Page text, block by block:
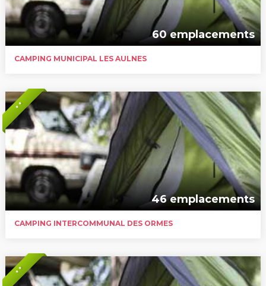
60 emplacements
CAMPING MUNICIPAL LES AULNES
* *
46 emplacements
CAMPING INTERCOMMUNAL DES ORMES
* *